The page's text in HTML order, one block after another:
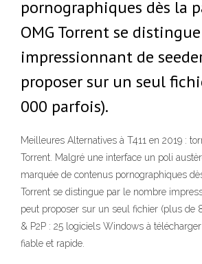
pornographiques dès la
OMG Torrent se
impressionnant de
proposer sur un seul
000 parfois).
Meilleures Alternatives à T411 en 2019 :
Torrent. Malgré une interface un poli
marquée de contenus pornographiques
Torrent se distingue par le nombre
peut proposer sur un seul fichier (plus de
& P2P : 25 logiciels Windows à
fiable et rapide.